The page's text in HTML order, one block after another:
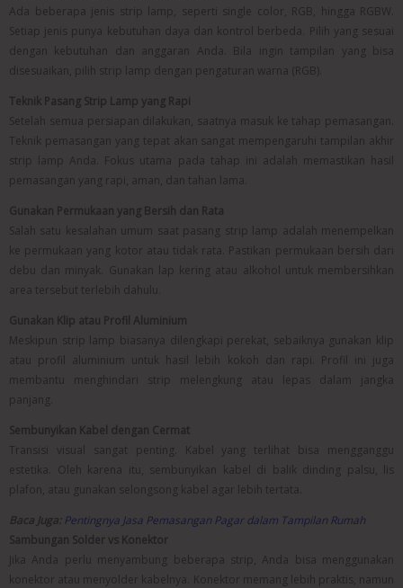
Ada beberapa jenis strip lamp, seperti single color, RGB, hingga RGBW.
Setiap jenis punya kebutuhan daya dan kontrol berbeda. Pilih yang sesuai
dengan kebutuhan dan anggaran Anda. Bila ingin tampilan yang bisa
disesuaikan, pilih strip lamp dengan pengaturan warna (RGB).
Teknik Pasang Strip Lamp yang Rapi
Setelah semua persiapan dilakukan, saatnya masuk ke tahap pemasangan.
Teknik pemasangan yang tepat akan sangat mempengaruhi tampilan akhir
strip lamp Anda. Fokus utama pada tahap ini adalah memastikan hasil
pemasangan yang rapi, aman, dan tahan lama.
Gunakan Permukaan yang Bersih dan Rata
Salah satu kesalahan umum saat pasang strip lamp adalah menempelkan
ke permukaan yang kotor atau tidak rata. Pastikan permukaan bersih dari
debu dan minyak. Gunakan lap kering atau alkohol untuk membersihkan
area tersebut terlebih dahulu.
Gunakan Klip atau Profil Aluminium
Meskipun strip lamp biasanya dilengkapi perekat, sebaiknya gunakan klip
atau profil aluminium untuk hasil lebih kokoh dan rapi. Profil ini juga
membantu menghindari strip melengkung atau lepas dalam jangka
panjang.
Sembunyikan Kabel dengan Cermat
Transisi visual sangat penting. Kabel yang terlihat bisa mengganggu
estetika. Oleh karena itu, sembunyikan kabel di balik dinding palsu, lis
plafon, atau gunakan selongsong kabel agar lebih tertata.
Baca Juga: Pentingnya Jasa Pemasangan Pagar dalam Tampilan Rumah
Sambungan Solder vs Konektor
Jika Anda perlu menyambung beberapa strip, Anda bisa menggunakan
konektor atau menyolder kabelnya. Konektor memang lebih praktis, namun